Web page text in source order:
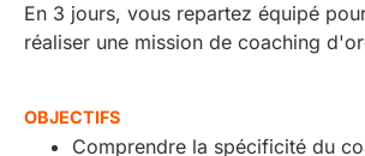
En 3 jours, vous repartez équipé
réaliser une mission de coaching
OBJECTIFS
Comprendre la spécificité du